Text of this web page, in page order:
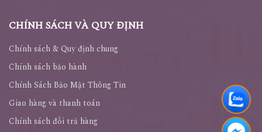
CHÍNH SÁCH VÀ QUY ĐỊNH
Chính sách & Quy định chung
Chính sách bảo hành
Chính Sách Bảo Mật Thông Tin
Giao hàng và thanh toán
Chính sách đổi trả hàng